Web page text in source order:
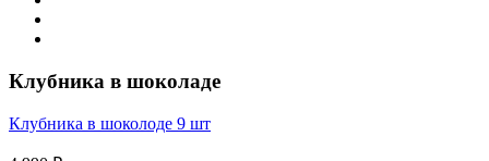
Клубника в шоколаде
Клубника в шоколоде 9 шт